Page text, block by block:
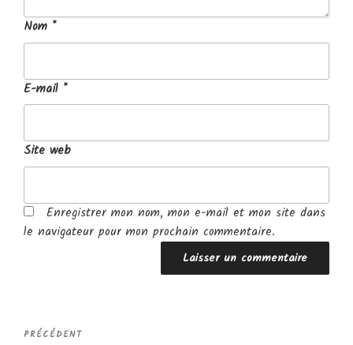
Nom *
E-mail *
Site web
Enregistrer mon nom, mon e-mail et mon site dans
le navigateur pour mon prochain commentaire.
Navigation
Article
PRÉCÉDENT